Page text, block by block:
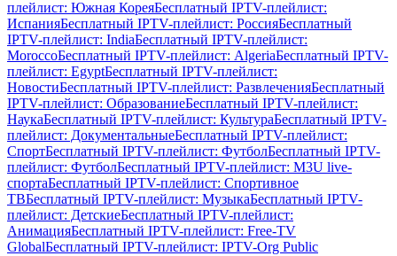
плейлист: Южная КореяБесплатный IPTV-плейлист:
ИспанияБесплатный IPTV-плейлист: РоссияБесплатный
IPTV-плейлист: IndiaБесплатный IPTV-плейлист:
MoroccoБесплатный IPTV-плейлист: AlgeriaБесплатный IPTV-
плейлист: EgyptБесплатный IPTV-плейлист:
НовостиБесплатный IPTV-плейлист: РазвлеченияБесплатный
IPTV-плейлист: ОбразованиеБесплатный IPTV-плейлист:
НаукаБесплатный IPTV-плейлист: КультураБесплатный IPTV-
плейлист: ДокументальныеБесплатный IPTV-плейлист:
СпортБесплатный IPTV-плейлист: ФутболБесплатный IPTV-
плейлист: ФутболБесплатный IPTV-плейлист: M3U live-
спортаБесплатный IPTV-плейлист: Спортивное
ТВБесплатный IPTV-плейлист: МузыкаБесплатный IPTV-
плейлист: ДетскиеБесплатный IPTV-плейлист:
АнимацияБесплатный IPTV-плейлист: Free-TV
GlobalБесплатный IPTV-плейлист: IPTV-Org Public